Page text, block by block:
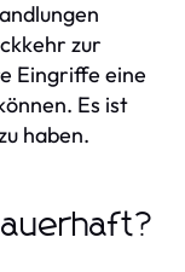
zur
Eingriffe eine
Es ist
haben.